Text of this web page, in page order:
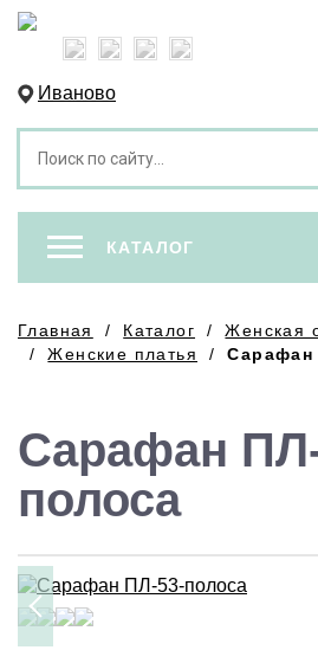
Иваново
КАТАЛОГ
Главная Каталог
Женская
Женские платья
Сарафан
Сарафан
полоса